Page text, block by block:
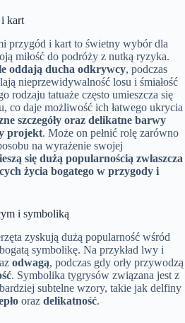
kart
przygód i kart to świetny wybór dla
miłość do podróży z nutką ryzyka.
oddają ducha odkrywcy, podczas
nieprzewidywalność losu i śmiałość
rodzaju tatuaże często umieszcza się
co daje możliwość ich łatwego ukrycia
szczegóły oraz delikatne barwy
projekt. Może on pełnić rolę zarówno
na wyrażenie swojej
się dużą popularnością zwłaszcza
życia bogatego w przygody i
i symboliką
zyskują dużą popularność wśród
symbolikę. Na przykład lwy i
odwagą, podczas gdy orły przywodzą
. Symbolika tygrysów związana jest z
subtelne wzory, takie jak delfiny
oraz delikatność.